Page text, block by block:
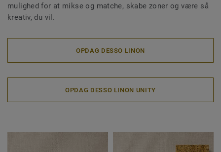
mulighed for at mikse og matche, skabe zoner og være så
kreativ, du vil.
OPDAG DESSO LINON
OPDAG DESSO LINON UNITY